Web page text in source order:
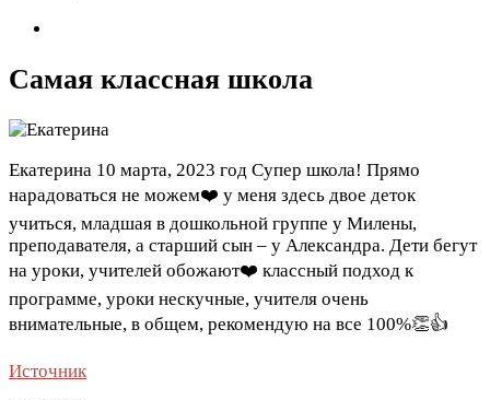
Самая классная школа
Екатерина 10 марта, 2023 год Супер школа! Прямо
нарадоваться не можем❤️ у меня здесь двое деток
учиться, младшая в дошкольной группе у Милены,
преподавателя, а старший сын – у Александра. Дети бегут
на уроки, учителей обожают❤️ классный подход к
программе, уроки нескучные, учителя очень
внимательные, в общем, рекомендую на все 100%👏👍
Источник